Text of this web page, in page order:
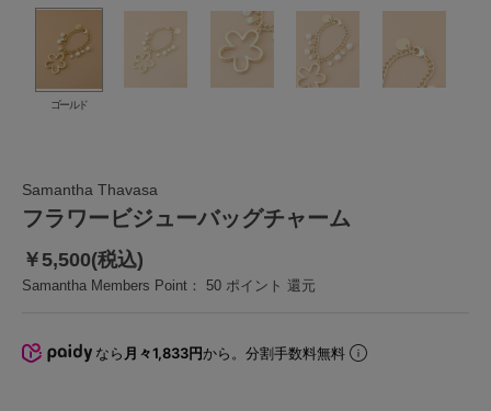
ゴールド
Samantha Thavasa
フラワービジューバッグチャーム
￥5,500(税込)
Samantha Members Point： 50 ポイント 還元
なら 月々1,833円から。分割手数料無料